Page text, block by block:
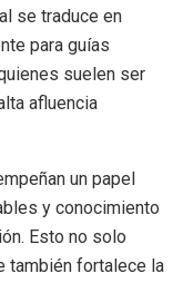
se traduce en
para guías
suelen ser
afluencia
un papel
y conocimiento
Esto no solo
también fortalece la